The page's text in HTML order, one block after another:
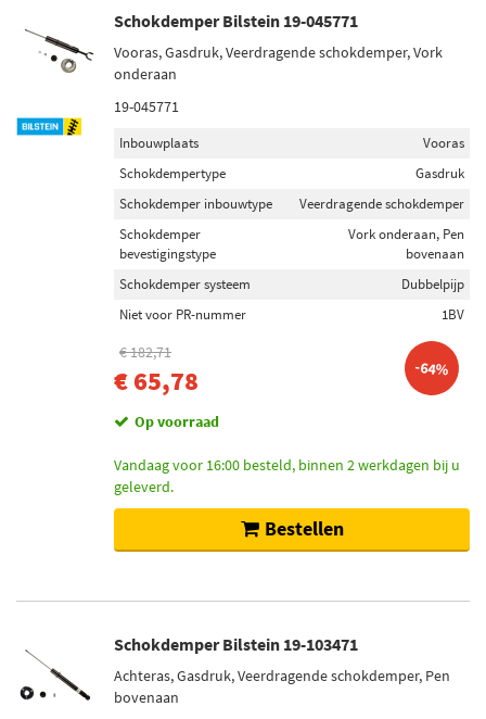
Schokdemper Bilstein 19-045771
Vooras, Gasdruk, Veerdragende schokdemper, Vork
onderaan
19-045771
Inbouwplaats
Vooras
Schokdempertype
Gasdruk
Schokdemper inbouwtype
Veerdragende schokdemper
Schokdemper
bevestigingstype
Vork onderaan, Pen
bovenaan
Schokdemper systeem
Dubbelpijp
Niet voor PR-nummer
1BV
€ 182,71
€ 65,78 -64%
Op voorraad
Vandaag voor 16:00 besteld, binnen 2 werkdagen bij u
geleverd.
Bestellen
Schokdemper Bilstein 19-103471
Achteras, Gasdruk, Veerdragende schokdemper, Pen
bovenaan